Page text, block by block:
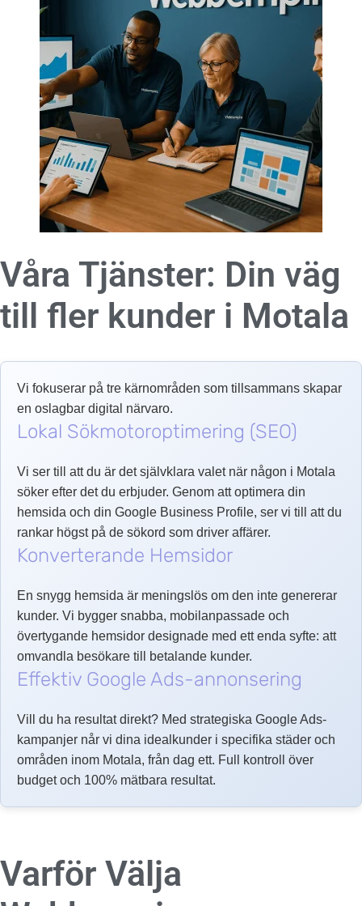
Våra Tjänster: Din väg
till fler kunder i Motala
Vi fokuserar på tre kärnområden som tillsammans skapar
en oslagbar digital närvaro.
Lokal Sökmotoroptimering (SEO)
Vi ser till att du är det självklara valet när någon i Motala
söker efter det du erbjuder. Genom att optimera din
hemsida och din Google Business Profile, ser vi till att du
rankar högst på de sökord som driver affärer.
Konverterande Hemsidor
En snygg hemsida är meningslös om den inte genererar
kunder. Vi bygger snabba, mobilanpassade och
övertygande hemsidor designade med ett enda syfte: att
omvandla besökare till betalande kunder.
Effektiv Google Ads-annonsering
Vill du ha resultat direkt? Med strategiska Google Ads-
kampanjer når vi dina idealkunder i specifika städer och
områden inom Motala, från dag ett. Full kontroll över
budget och 100% mätbara resultat.
Varför Välja